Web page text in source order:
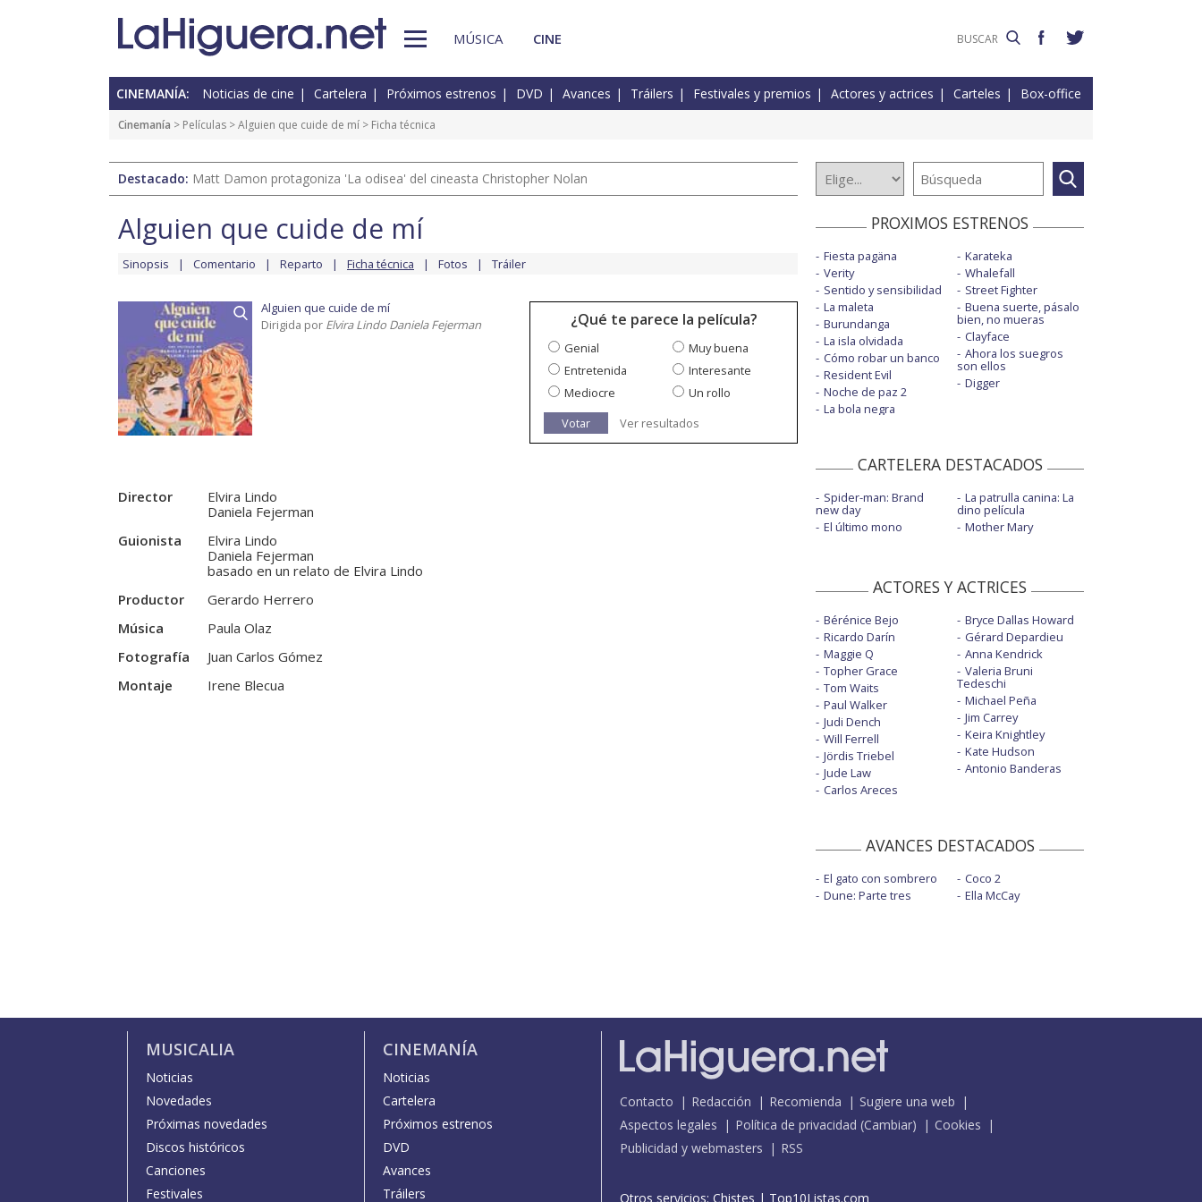
MÚSICA CINE
CINEMANÍA: Noticias de cine Cartelera Próximos estrenos DVD Avances Tráilers Festivales y premios Actores y actrices Carteles Box-office
Cinemanía > Películas >Alguien que cuide de mí > Ficha técnica
Destacado: Matt Damon protagoniza 'La odisea' del cineasta Christopher Nolan
Alguien que cuide de mí
Sinopsis Comentario Reparto Ficha técnica Fotos Tráiler
Alguien que cuide de mí
Dirigida por Elvira Lindo Daniela Fejerman ¿Qué te parece la película?
Genial
Muy buena
Entretenida
Interesante
Mediocre
Un rollo
Votar
Ver resultados
Director
Elvira Lindo
Daniela Fejerman
Guionista
Elvira Lindo
Daniela Fejerman
basado en un relato de Elvira Lindo
Productor
Gerardo Herrero
Música
Paula Olaz
Fotografía
Juan Carlos Gómez
Montaje
Irene Blecua
PROXIMOS ESTRENOS
Fiesta pagäna
Verity
Sentido y sensibilidad
La maleta
Burundanga
La isla olvidada
Cómo robar un banco
Resident Evil
Noche de paz 2
La bola negra
Karateka
Whalefall
Street Fighter
Buena suerte, pásalo
bien, no mueras
Clayface
Ahora los suegros
son ellos
Digger
CARTELERA DESTACADOS
Spider-man: Brand
new day
El último mono
La patrulla canina: La
dino película
Mother Mary
ACTORES Y ACTRICES
Bérénice Bejo
Ricardo Darín
Maggie Q
Topher Grace
Tom Waits
Paul Walker
Judi Dench
Will Ferrell
Jördis Triebel
Jude Law
Carlos Areces
Bryce Dallas Howard
Gérard Depardieu
Anna Kendrick
Valeria Bruni
Tedeschi
Michael Peña
Jim Carrey
Keira Knightley
Kate Hudson
Antonio Banderas
AVANCES DESTACADOS
El gato con sombrero
Dune: Parte tres
Coco 2
Ella McCay
MUSICALIA
Noticias
Novedades
Próximas novedades
Discos históricos
Canciones
Festivales
CINEMANÍA
Noticias
Cartelera
Próximos estrenos
DVD
Avances
Tráilers
Contacto Redacción Recomienda
Sugiere una web
Aspectos legales
Política de privacidad (Cambiar)
Cookies
Publicidad y webmasters
RSS
Otros servicios: Chistes | Top10Listas.com